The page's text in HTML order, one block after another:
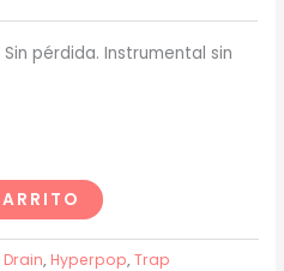
USD$20
hasta
pérdida. Instrumental sin
Drain, Hyperpop,Trap